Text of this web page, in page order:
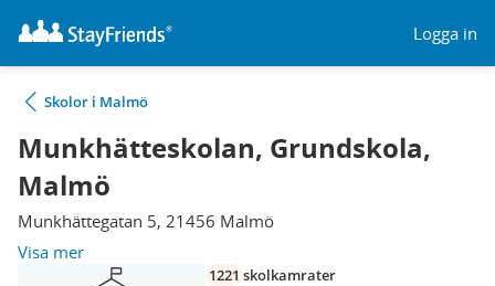
Logga in
Skolor i Malmö
Munkhätteskolan, Grundskola,
Malmö
Munkhättegatan 5, 21456 Malmö
Visa mer
1221 skolkamrater